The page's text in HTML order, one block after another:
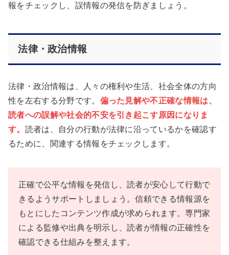
報をチェックし、誤情報の発信を防ぎましょう。
法律・政治情報
法律・政治情報は、人々の権利や生活、社会全体の方向
性を左右する分野です。 偏った見解や不正確な情報は、
読者への誤解や社会的不安を引き起こす原因になりま
す。 読者は、自分の行動が法律に沿っているかを確認す
るために、関連する情報をチェックします。
正確で公平な情報を発信し、読者が安心して行動で
きるようサポートしましょう。信頼できる情報源を
もとにしたコンテンツ作成が求められます。専門家
による監修や出典を明示し、読者が情報の正確性を
確認できる仕組みを整えます。